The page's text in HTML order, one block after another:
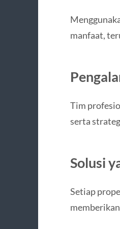
manfaat,
Tim
serta
Solusi
Setiap